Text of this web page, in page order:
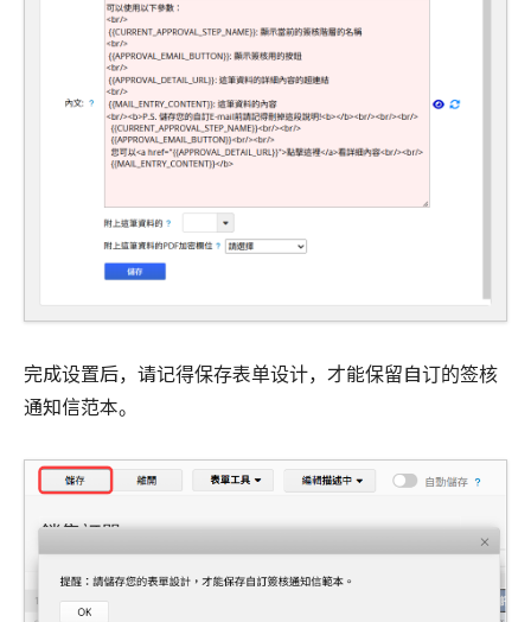
完成设置后，请记得保存表单设计，才能保留自订的签核
通知信范本。